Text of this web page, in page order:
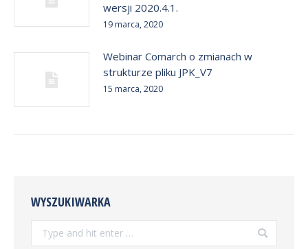
wersji 2020.4.1.
19 marca, 2020
Webinar Comarch o zmianach w
strukturze pliku JPK_V7
15 marca, 2020
WYSZUKIWARKA
Search: